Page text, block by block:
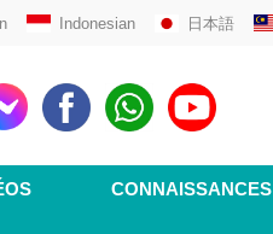
Indonesian 日本語
CONNAISSANCES